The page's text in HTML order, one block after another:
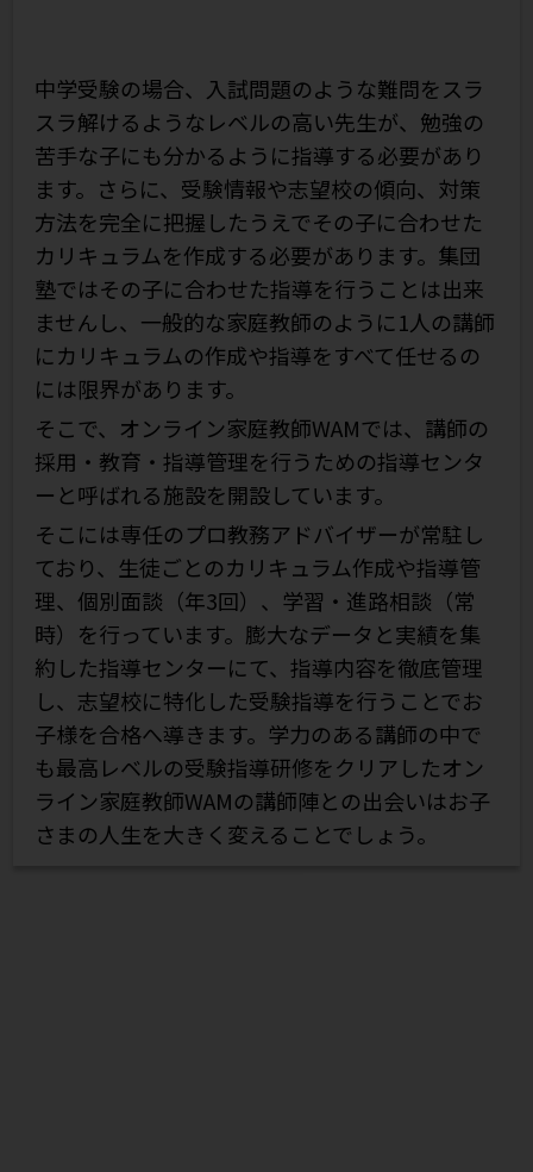
中学受験の場合、入試問題のような難問をスラ
スラ解けるようなレベルの高い先生が、勉強の
苦手な子にも分かるように指導する必要があり
ます。さらに、受験情報や志望校の傾向、対策
方法を完全に把握したうえでその子に合わせた
カリキュラムを作成する必要があります。集団
塾ではその子に合わせた指導を行うことは出来
ませんし、一般的な家庭教師のように1人の講師
にカリキュラムの作成や指導をすべて任せるの
には限界があります。
そこで、オンライン家庭教師WAMでは、講師の
採用・教育・指導管理を行うための指導センタ
ーと呼ばれる施設を開設しています。
そこには専任のプロ教務アドバイザーが常駐し
ており、生徒ごとのカリキュラム作成や指導管
理、個別面談（年3回）、学習・進路相談（常
時）を行っています。膨大なデータと実績を集
約した指導センターにて、指導内容を徹底管理
し、志望校に特化した受験指導を行うことでお
子様を合格へ導きます。学力のある講師の中で
も最高レベルの受験指導研修をクリアしたオン
ライン家庭教師WAMの講師陣との出会いはお子
さまの人生を大きく変えることでしょう。